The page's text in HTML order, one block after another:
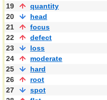
19
quantity
20
head
21
focus
22
defect
23
loss
24
moderate
25
hard
26
root
27
spot